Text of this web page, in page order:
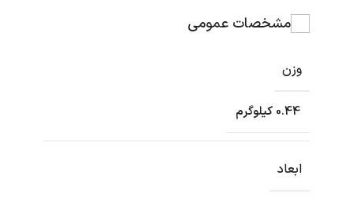
مشخصات عمومی
وزن
0.44 کیلوگرم
ابعاد